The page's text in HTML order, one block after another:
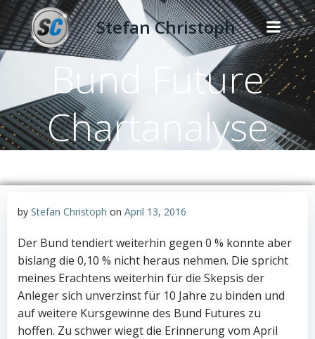
Zum
Inhalt
springen
Stefan Christoph
Bund Future
Chartanalyse
by Stefan Christoph on April 13, 2016
Der Bund tendiert weiterhin gegen 0 % konnte aber
bislang die 0,10 % nicht heraus nehmen. Die spricht
meines Erachtens weiterhin für die Skepsis der
Anleger sich unverzinst für 10 Jahre zu binden und
auf weitere Kursgewinne des Bund Futures zu
hoffen. Zu schwer wiegt die Erinnerung vom April